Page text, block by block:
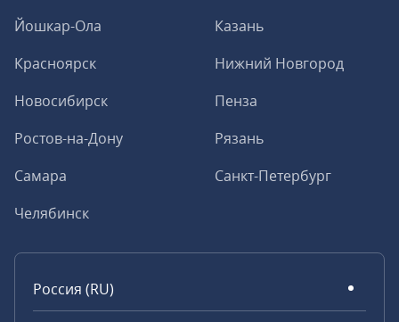
Йошкар-Ола
Казань
Красноярск
Нижний Новгород
Новосибирск
Пенза
Ростов-на-Дону
Рязань
Самара
Санкт-Петербург
Челябинск
Россия (RU)